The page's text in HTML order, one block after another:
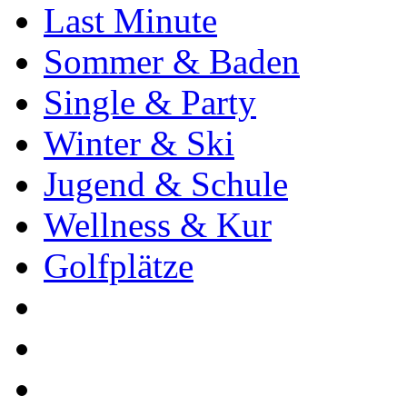
Last Minute
Sommer & Baden
Single & Party
Winter & Ski
Jugend & Schule
Wellness & Kur
Golfplätze